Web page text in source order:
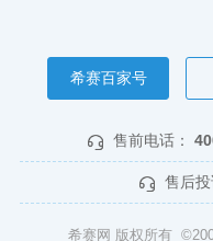
希赛百家号
售前电话：
售后投
希赛网 版权所有